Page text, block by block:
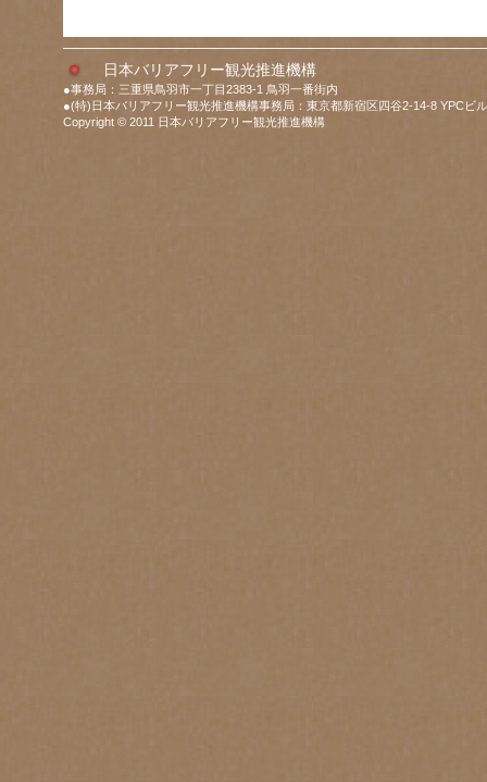
日本バリアフリー観光推進機構
●事務局：三重県鳥羽市一丁目2383-1 鳥羽一番街内
●(特)日本バリアフリー観光推進機構事務局：東京都新宿区四谷2-14-8 YPCビ
Copyright © 2011 日本バリアフリー観光推進機構